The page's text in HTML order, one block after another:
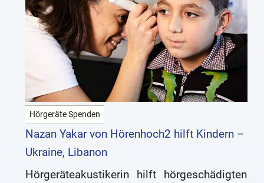
Hörgeräte Spenden
Nazan Yakar von Hörenhoch2 hilft Kindern –
Ukraine, Libanon
Hörgeräteakustikerin hilft hörgeschädigten